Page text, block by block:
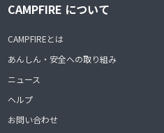
CAMPFIRE について
CAMPFIREとは
あんしん・安全への取り組み
ニュース
ヘルプ
お問い合わせ